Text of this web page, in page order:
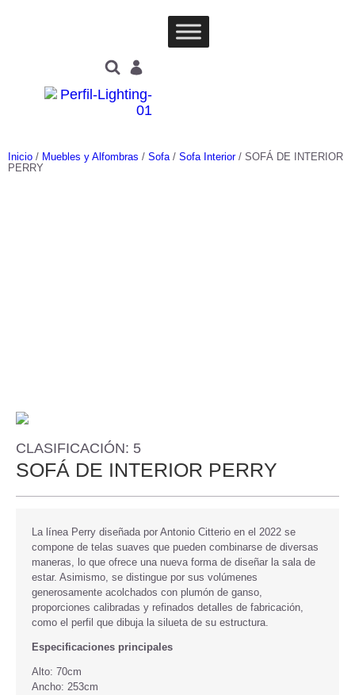
Inicio / Muebles y Alfombras / Sofa/ Sofa Interior/ SOFÁ DE INTERIOR
PERRY
CLASIFICACIÓN: 5
SOFÁ DE INTERIOR PERRY
La línea Perry diseñada por Antonio Citterio en el 2022 se
compone de telas suaves que pueden combinarse de diversas
maneras, lo que ofrece una nueva forma de diseñar la sala de
estar. Asimismo, se distingue por sus volúmenes
generosamente acolchados con plumón de ganso,
proporciones calibradas y refinados detalles de fabricación,
como el perfil que dibuja la silueta de su estructura.
Especificaciones principales
Alto: 70cm
Ancho: 253cm